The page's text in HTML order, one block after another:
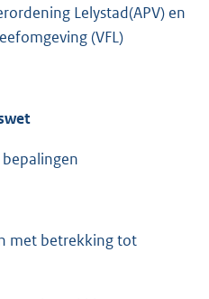
Lelystad(APV) en
(VFL)
met betrekking tot